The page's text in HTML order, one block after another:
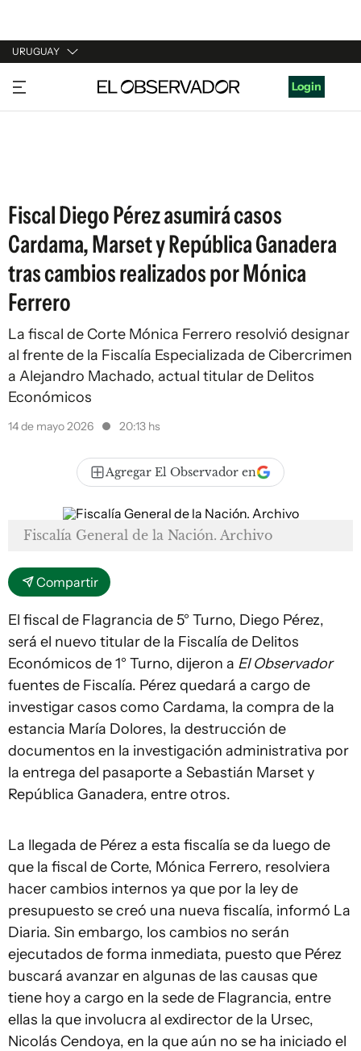
URUGUAY
URUGUAY
ARGENTINA
Login
Fiscal Diego Pérez asumirá casos
Cardama, Marset y República Ganadera
tras cambios realizados por Mónica
Ferrero
La fiscal de Corte Mónica Ferrero resolvió designar
al frente de la Fiscalía Especializada de Cibercrimen
a Alejandro Machado, actual titular de Delitos
Económicos
14 de mayo 2026 20:13 hs
Agregar El Observador en
Fiscalía General de la Nación. Archivo
Compartir
El fiscal de Flagrancia de 5° Turno, Diego Pérez,
será el nuevo titular de la Fiscalía de Delitos
Económicos de 1° Turno, dijeron a El Observador
fuentes de Fiscalía. Pérez quedará a cargo de
investigar casos como Cardama, la compra de la
estancia María Dolores, la destrucción de
documentos en la investigación administrativa por
la entrega del pasaporte a Sebastián Marset y
República Ganadera, entre otros.
La llegada de Pérez a esta fiscalía se da luego de
que la fiscal de Corte, Mónica Ferrero, resolviera
hacer cambios internos ya que por la ley de
presupuesto se creó una nueva fiscalía, informó La
Diaria. Sin embargo, los cambios no serán
ejecutados de forma inmediata, puesto que Pérez
buscará avanzar en algunas de las causas que
tiene hoy a cargo en la sede de Flagrancia, entre
ellas la que involucra al exdirector de la Ursec,
Nicolás Cendoya, en la que aún no se ha iniciado el